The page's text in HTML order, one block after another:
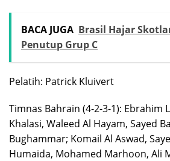
BACA JUGA Brasil Hajar
Penutup Grup C
Pelatih: Patrick Kluivert
Timnas Bahrain (4-2-3-1): Ebrahim
Khalasi, Waleed Al Hayam, Sayed
Bughammar; Komail Al Aswad,
Humaida, Mohamed Marhoon, Ali